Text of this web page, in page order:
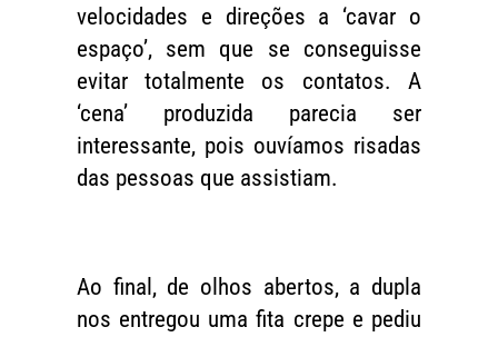
velocidades e direções a ‘cavar o
espaço’, sem que se conseguisse
evitar totalmente os contatos. A
‘cena’ produzida parecia ser
interessante, pois ouvíamos risadas
das pessoas que assistiam.
Ao final, de olhos abertos, a dupla
nos entregou uma fita crepe e pediu